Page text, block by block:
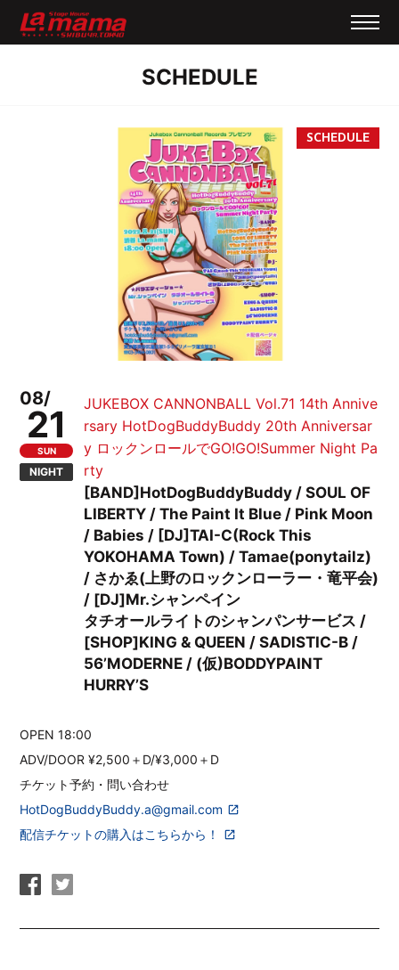
SCHEDULE
08/
21
SUN
NIGHT
JUKEBOX CANNONBALL Vol.71 14th Annive
rsary HotDogBuddyBuddy 20th Anniversar
y ロックンロールでGO!GO!Summer Night Pa
rty
[BAND]HotDogBuddyBuddy / SOUL OF
LIBERTY / The Paint It Blue / Pink Moon
/ Babies / [DJ]TAI-C(Rock This
YOKOHAMA Town) / Tamae(ponytailz)
/ さかゑ(上野のロックンローラー・竜平会)
/ [DJ]Mr.シャンペイン
タチオールライトのシャンパンサービス /
[SHOP]KING & QUEEN / SADISTIC-B /
56’MODERNE / (仮)BODDYPAINT
HURRY’S
OPEN 18:00
ADV/DOOR ¥2,500＋D/¥3,000＋D
チケット予約・問い合わせ
HotDogBuddyBuddy.a@gmail.com
配信チケットの購入はこちらから！